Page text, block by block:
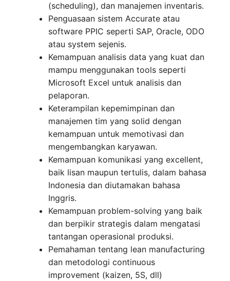
(scheduling), dan manajemen inventaris.
Penguasaan sistem Accurate atau
software PPIC seperti SAP, Oracle, ODO
atau system sejenis.
Kemampuan analisis data yang kuat dan
mampu menggunakan tools seperti
Microsoft Excel untuk analisis dan
pelaporan.
Keterampilan kepemimpinan dan
manajemen tim yang solid dengan
kemampuan untuk memotivasi dan
mengembangkan karyawan.
Kemampuan komunikasi yang excellent,
baik lisan maupun tertulis, dalam bahasa
Indonesia dan diutamakan bahasa
Inggris.
Kemampuan problem-solving yang baik
dan berpikir strategis dalam mengatasi
tantangan operasional produksi.
Pemahaman tentang lean manufacturing
dan metodologi continuous
improvement (kaizen, 5S, dll)